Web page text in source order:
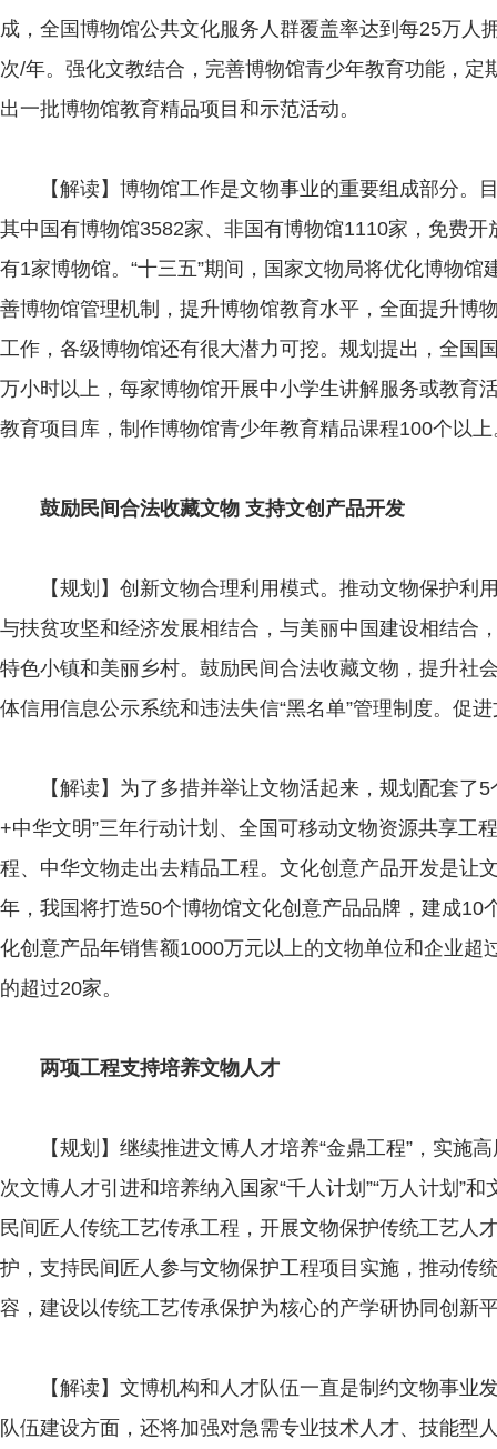
成，全国博物馆公共文化服务人群覆盖率达到每25万人
次/年。强化文教结合，完善博物馆青少年教育功能，定
出一批博物馆教育精品项目和示范活动。
【解读】博物馆工作是文物事业的重要组成部分。
其中国有博物馆3582家、非国有博物馆1110家，免费
有1家博物馆。“十三五”期间，国家文物局将优化博物
善博物馆管理机制，提升博物馆教育水平，全面提升博
工作，各级博物馆还有很大潜力可挖。规划提出，全国
万小时以上，每家博物馆开展中小学生讲解服务或教育
教育项目库，制作博物馆青少年教育精品课程100个以上
鼓励民间合法收藏文物 支持文创产品开发
【规划】创新文物合理利用模式。推动文物保护利
与扶贫攻坚和经济发展相结合，与美丽中国建设相结合
特色小镇和美丽乡村。鼓励民间合法收藏文物，提升社
体信用信息公示系统和违法失信“黑名单”管理制度。促
【解读】为了多措并举让文物活起来，规划配套了5
+中华文明”三年行动计划、全国可移动文物资源共享工
程、中华文物走出去精品工程。文化创意产品开发是让
年，我国将打造50个博物馆文化创意产品品牌，建成10
化创意产品年销售额1000万元以上的文物单位和企业超
的超过20家。
两项工程支持培养文物人才
【规划】继续推进文博人才培养“金鼎工程”，实施高
次文博人才引进和培养纳入国家“千人计划”“万人计划”
民间匠人传统工艺传承工程，开展文物保护传统工艺人
护，支持民间匠人参与文物保护工程项目实施，推动传
容，建设以传统工艺传承保护为核心的产学研协同创新
【解读】文博机构和人才队伍一直是制约文物事业发
队伍建设方面，还将加强对急需专业技术人才、技能型